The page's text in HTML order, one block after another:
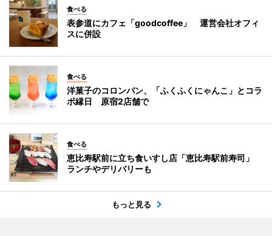
食べる
表参道にカフェ「goodcoffee」 運営会社オフィ
スに併設
食べる
洋菓子のコロンバン、「ふくふくにゃんこ」とコラ
ボ縁日 原宿2店舗で
食べる
恵比寿駅前に立ち食いすし店「恵比寿駅前寿司」
ランチやデリバリーも
もっと見る